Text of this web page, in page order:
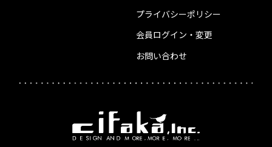
プライバシーポリシー
会員ログイン・変更
お問い合わせ